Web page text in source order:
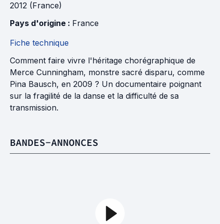
2012 (France)
Pays d'origine : France
Fiche technique
Comment faire vivre l'héritage chorégraphique de
Merce Cunningham, monstre sacré disparu, comme
Pina Bausch, en 2009 ? Un documentaire poignant
sur la fragilité de la danse et la difficulté de sa
transmission.
BANDES-ANNONCES